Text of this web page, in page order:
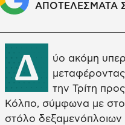
ΑΠΟΤΕΛΕΣΜΑΤΑ
Δ
ύο ακόμη
την Τρίτη
Κόλπο, σύμφωνα με
στόλο δεξαμενόπλοιων